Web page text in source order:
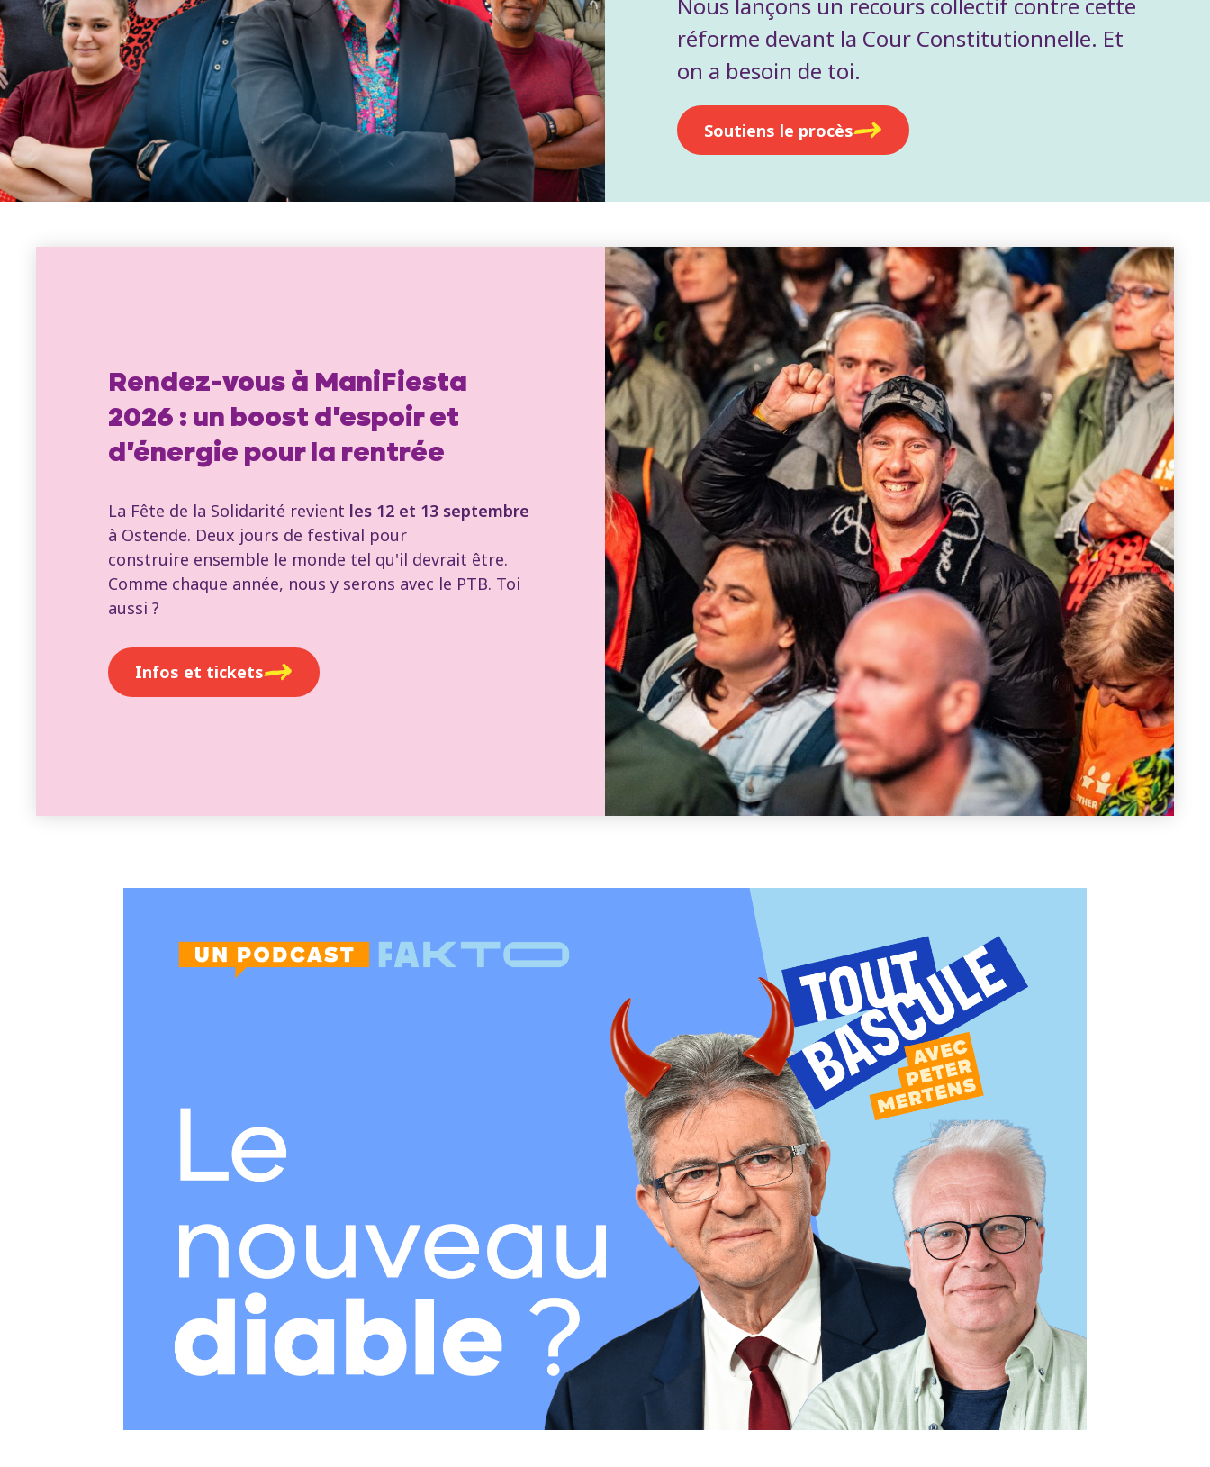
réforme devant la Cour Constitutionnelle. Et
on a besoin de toi.
Soutiens le procès
Rendez-vous à ManiFiesta
2026 : un boost d'espoir et
d'énergie pour la rentrée
La Fête de la Solidarité revient les 12 et 13 septembre
à Ostende. Deux jours de festival pour
construire ensemble le monde tel qu'il devrait être.
Comme chaque année, nous y serons avec le PTB. Toi
aussi ?
Infos et tickets